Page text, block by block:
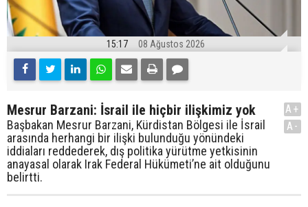
15:17 08 Ağustos 2026
Mesrur Barzani: İsrail ile hiçbir ilişkimiz yok
Başbakan Mesrur Barzani, Kürdistan Bölgesi ile İsrail
arasında herhangi bir ilişki bulunduğu yönündeki
iddiaları reddederek, dış politika yürütme yetkisinin
anayasal olarak Irak Federal Hükümeti’ne ait olduğunu
belirtti.
A+
A-